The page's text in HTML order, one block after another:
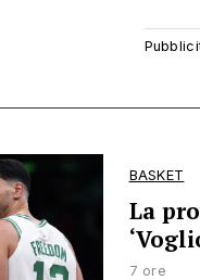
BASKET
La
7 ore